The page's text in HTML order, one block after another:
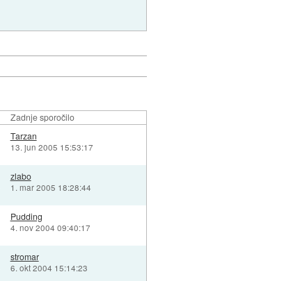
Zadnje sporočilo
Tarzan
13. jun 2005 15:53:17
zlabo
1. mar 2005 18:28:44
Pudding
4. nov 2004 09:40:17
stromar
6. okt 2004 15:14:23